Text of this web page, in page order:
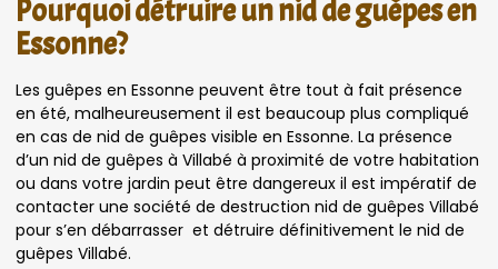
Pourquoi détruire un nid de guêpes en
Essonne?
Les guêpes en Essonne peuvent être tout à fait présence
en été, malheureusement il est beaucoup plus compliqué
en cas de nid de guêpes visible en Essonne. La présence
d’un nid de guêpes à Villabé à proximité de votre habitation
ou dans votre jardin peut être dangereux il est impératif de
contacter une société de destruction nid de guêpes Villabé
pour s’en débarrasser et détruire définitivement le nid de
guêpes Villabé.